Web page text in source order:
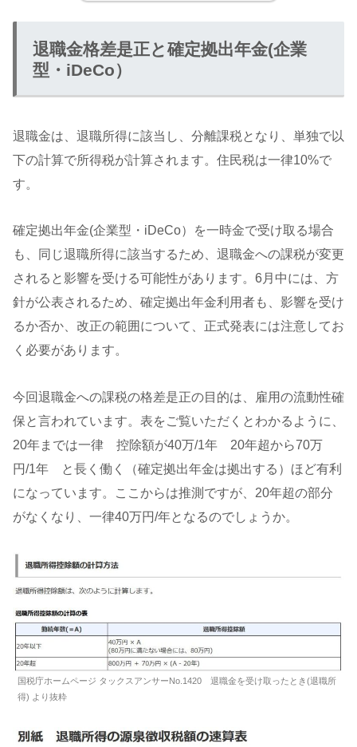
退職金格差是正と確定拠出年金(企業
型・iDeCo）
退職金は、退職所得に該当し、分離課税となり、単独で以
下の計算で所得税が計算されます。住民税は一律10%で
す。
確定拠出年金(企業型・iDeCo）を一時金で受け取る場合
も、同じ退職所得に該当するため、退職金への課税が変更
されると影響を受ける可能性があります。6月中には、方
針が公表されるため、確定拠出年金利用者も、影響を受け
るか否か、改正の範囲について、正式発表には注意してお
く必要があります。
今回退職金への課税の格差是正の目的は、雇用の流動性確
保と言われています。表をご覧いただくとわかるように、
20年までは一律 控除額が40万/1年 20年超から70万
円/1年 と長く働く（確定拠出年金は拠出する）ほど有利
になっています。ここからは推測ですが、20年超の部分
がなくなり、一律40万円/年となるのでしょうか。
国税庁ホームページ タックスアンサーNo.1420 退職金を受け取ったとき(退職所
得) より抜粋